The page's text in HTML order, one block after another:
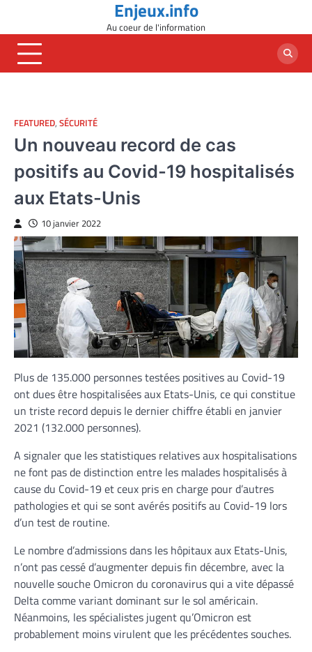
content
Enjeux.info
Au coeur de l'information
FEATURED, SÉCURITÉ
Un nouveau record de cas
positifs au Covid-19 hospitalisés
aux Etats-Unis
10 janvier 2022
Plus de 135.000 personnes testées positives au Covid-19
ont dues être hospitalisées aux Etats-Unis, ce qui constitue
un triste record depuis le dernier chiffre établi en janvier
2021 (132.000 personnes).
A signaler que les statistiques relatives aux hospitalisations
ne font pas de distinction entre les malades hospitalisés à
cause du Covid-19 et ceux pris en charge pour d’autres
pathologies et qui se sont avérés positifs au Covid-19 lors
d’un test de routine.
Le nombre d’admissions dans les hôpitaux aux Etats-Unis,
n’ont pas cessé d’augmenter depuis fin décembre, avec la
nouvelle souche Omicron du coronavirus qui a vite dépassé
Delta comme variant dominant sur le sol américain.
Néanmoins, les spécialistes jugent qu’Omicron est
probablement moins virulent que les précédentes souches.